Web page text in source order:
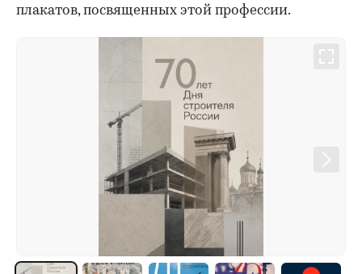
плакатов, посвященных этой профессии.